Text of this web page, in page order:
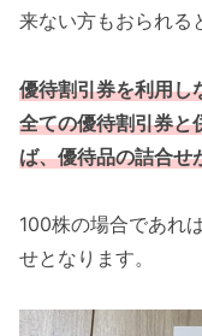
来ない方もおられる
優待割引券を利用し
全ての優待割引券と
ば、優待品の詰合せ
100株の場合であれ
せとなります。